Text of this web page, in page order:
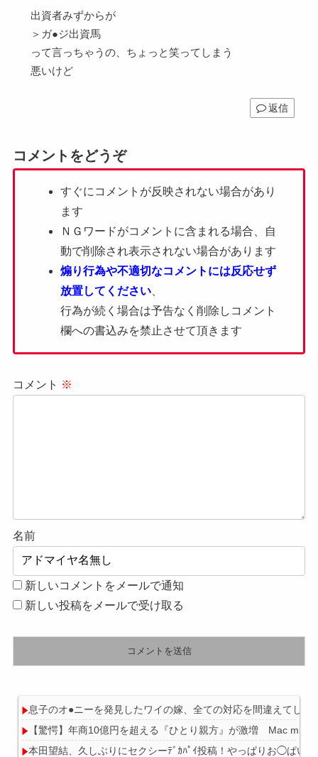
出資者みずからが
＞ガ●ジ出資馬
って言っちゃうの、ちょっと笑ってしまう
悪いけど
返信
コメントをどうぞ
すぐにコメントが反映されない場合があり
ます
ＮＧワードがコメントに含まれる場合、自
動で削除され表示されない場合があります
煽り行為や不適切なコメントには反応せず
放置してください
行為が続く場合は予告なく削除しコメント
欄への書込みを禁止させて頂きます
コメント ※
名前
新しいコメントをメールで通知
新しい投稿をメールで受け取る
息子のオ●ニーを発見したワイの嫁、全ての対応を間違えてし
【驚愕】年商10億円を超える『ひとり親方』が激増 Mac mini
本田望結、久しぶりにセクシーﾃﾞｶﾊﾟｲ投稿！やっぱりお◯ぱい